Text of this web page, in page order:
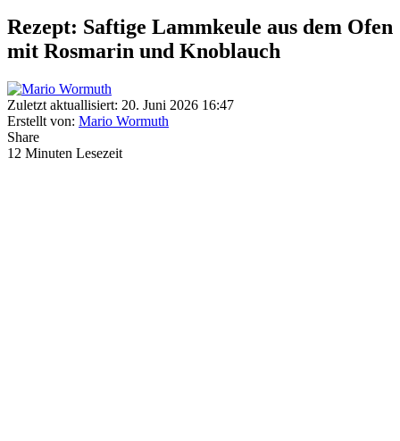
Rezept: Saftige Lammkeule aus dem Ofen
mit Rosmarin und Knoblauch
Zuletzt aktuallisiert: 20. Juni 2026 16:47
Erstellt von: Mario Wormuth
Share
12 Minuten Lesezeit